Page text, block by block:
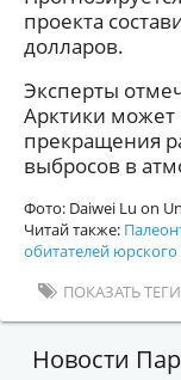
проекта
долларов.
Эксперты
Арктики может
прекращения
выбросов в
Фото: Daiwei Lu on
Читай также:
обитателей
ПОКАЗАТЬ ТЕГИ
Новости